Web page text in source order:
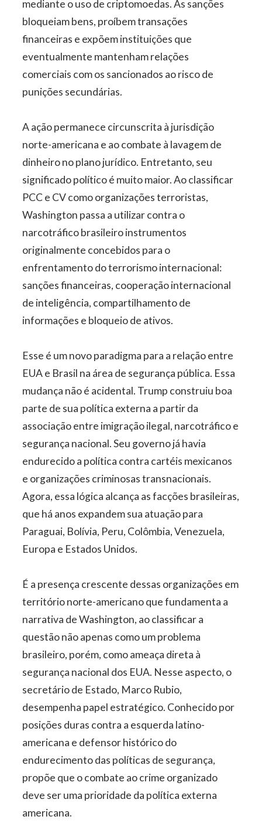
mediante o uso de criptomoedas. As sanções
bloqueiam bens, proíbem transações
financeiras e expõem instituições que
eventualmente mantenham relações
comerciais com os sancionados ao risco de
punições secundárias.
A ação permanece circunscrita à jurisdição
norte-americana e ao combate à lavagem de
dinheiro no plano jurídico. Entretanto, seu
significado político é muito maior. Ao classificar
PCC e CV como organizações terroristas,
Washington passa a utilizar contra o
narcotráfico brasileiro instrumentos
originalmente concebidos para o
enfrentamento do terrorismo internacional:
sanções financeiras, cooperação internacional
de inteligência, compartilhamento de
informações e bloqueio de ativos.
Esse é um novo paradigma para a relação entre
EUA e Brasil na área de segurança pública. Essa
mudança não é acidental. Trump construiu boa
parte de sua política externa a partir da
associação entre imigração ilegal, narcotráfico e
segurança nacional. Seu governo já havia
endurecido a política contra cartéis mexicanos
e organizações criminosas transnacionais.
Agora, essa lógica alcança as facções brasileiras,
que há anos expandem sua atuação para
Paraguai, Bolívia, Peru, Colômbia, Venezuela,
Europa e Estados Unidos.
É a presença crescente dessas organizações em
território norte-americano que fundamenta a
narrativa de Washington, ao classificar a
questão não apenas como um problema
brasileiro, porém, como ameaça direta à
segurança nacional dos EUA. Nesse aspecto, o
secretário de Estado, Marco Rubio,
desempenha papel estratégico. Conhecido por
posições duras contra a esquerda latino-
americana e defensor histórico do
endurecimento das políticas de segurança,
propõe que o combate ao crime organizado
deve ser uma prioridade da política externa
americana.